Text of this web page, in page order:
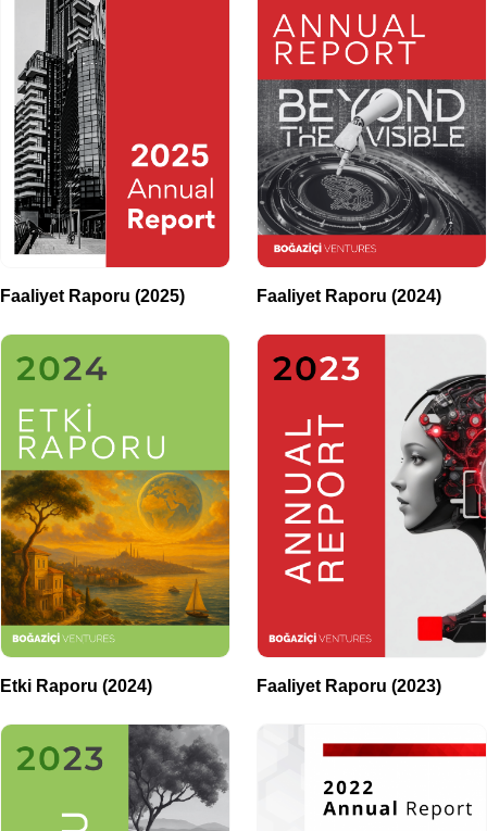
Faaliyet Raporu (2025) Faaliyet Raporu (2024)
Etki Raporu (2024) Faaliyet Raporu (2023)